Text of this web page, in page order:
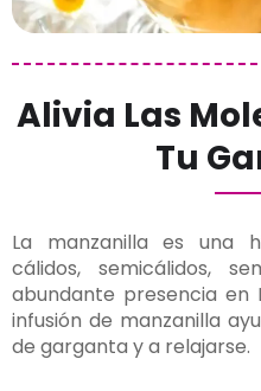
Alivia Las
Tu
La manzanilla es una
cálidos, semicálidos,
abundante presencia en
infusión de manzanilla
de garganta y a relajarse.